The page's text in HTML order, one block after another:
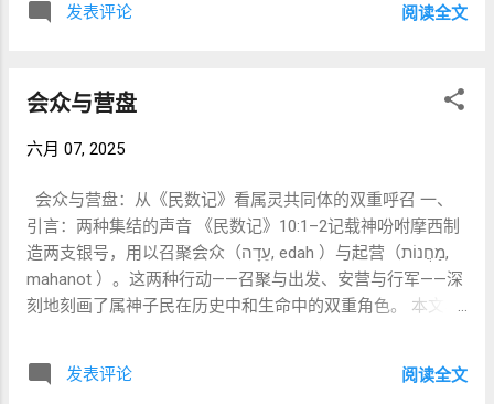
帕起身，被差派到外邦人哥尼流家，正式向外邦世界传福
避神的怜悯 “约拿却起来逃往他施去躲避耶和华。他下到约
宣讲悔改信息时，约拿却选择逃跑，从约帕登船往相反方向
章）——因为他不愿意神怜悯那些他认为不配的人。 约帕，
成了他逃避神使命的出口。 二、彼得：出发约帕，进入神的
新工场 “你现在打发人往约帕去…”（使徒行传 10:5） 彼得在
约帕的皮匠西门家中祷告时，看到一个异象：天开了，一块
大布降下，里面有律法中不洁的动物。神说： “神所洁净的，
更是向彼得宣布： 外邦人也在神的拯救计划中 。紧接着，他
发表评论 阅读全文
会众与营盘
六月 07, 2025
会众与营盘：从《民数记》看属灵共同体的双重呼召 一、
引言：两种集结的声音 《民数记》10:1–2记载神吩咐摩西制
造两支银号，用以召聚会众（עֵדָה, edah ）与起营（מַחֲנוֹת,
mahanot ）。这两种行动——召聚与出发、安营与行军——深
刻地刻画了属神子民在历史中和生命中的双重角色。 本文将
与神学差异，借助犹太传统与拉比教导（特别是索洛维契克
与萨克斯拉比）的洞见，并思考新约中共同体观的延续与实
发表评论 阅读全文